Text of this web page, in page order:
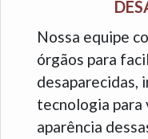
Nossa equipe
órgãos para
desaparecidas,
tecnologia para
aparência